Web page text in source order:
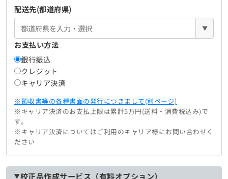
配送先(都道府県)
▼
お支払い方法
銀行振込
クレジット
キャリア決済
※領収書等の各種書面の発行につきまして(別ページ)
※キャリア決済のお支払上限は累計5万円(送料・消費税込み)で
す。
※キャリア決済についてはご利用のキャリア様にお問い合わせく
ださい
校正品作成サービス（有料オプション）